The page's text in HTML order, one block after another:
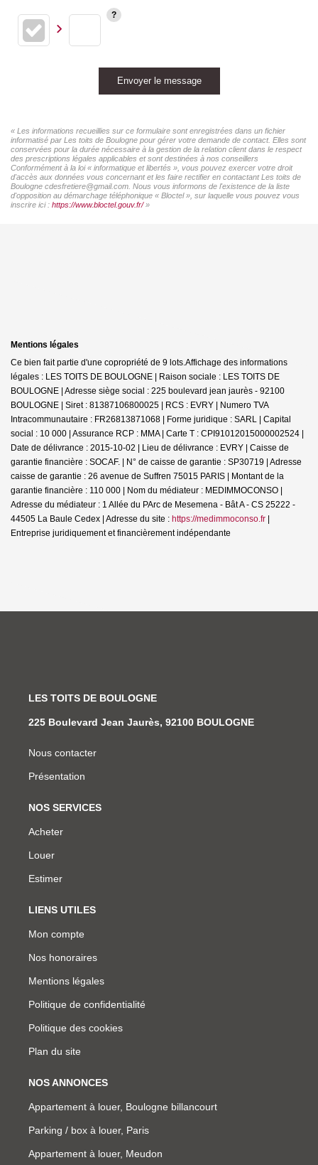
Envoyer le message
« Les informations recueillies sur ce formulaire sont enregistrées dans un fichier
informatisé par Les toits de Boulogne pour gérer votre demande de contact. Elles sont
conservées pour la durée nécessaire à la gestion de la relation client dans le respect
des prescriptions légales applicables et sont destinées à nos conseillers
Conformément à la loi « informatique et libertés », vous pouvez exercer votre droit
d'accès aux données vous concernant et les faire rectifier en contactant Les toits de
Boulogne cdesfretiere@gmail.com. Nous vous informons de l'existence de la liste
d'opposition au démarchage téléphonique « Bloctel », sur laquelle vous pouvez vous
inscrire ici : https://www.bloctel.gouv.fr/»
Mentions légales
Ce bien fait partie d'une copropriété de 9 lots.Affichage des informations
légales : LES TOITS DE BOULOGNE | Raison sociale : LES TOITS DE
BOULOGNE | Adresse siège social : 225 boulevard jean jaurès - 92100
BOULOGNE | Siret : 81387106800025 | RCS : EVRY | Numero TVA
Intracommunautaire : FR26813871068 | Forme juridique : SARL | Capital
social : 10 000 | Assurance RCP : MMA | Carte T : CPI91012015000002524 |
Date de délivrance : 2015-10-02 | Lieu de délivrance : EVRY | Caisse de
garantie financière : SOCAF. | N° de caisse de garantie : SP30719 | Adresse
caisse de garantie : 26 avenue de Suffren 75015 PARIS | Montant de la
garantie financière : 110 000 | Nom du médiateur : MEDIMMOCONSO |
Adresse du médiateur : 1 Allée du PArc de Mesemena - Bât A - CS 25222 -
44505 La Baule Cedex | Adresse du site : https://medimmoconso.fr |
Entreprise juridiquement et financièrement indépendante
LES TOITS DE BOULOGNE
225 Boulevard Jean Jaurès, 92100 BOULOGNE
Nous contacter
Présentation
NOS SERVICES
Acheter
Louer
Estimer
LIENS UTILES
Mon compte
Nos honoraires
Mentions légales
Politique de confidentialité
Politique des cookies
Plan du site
NOS ANNONCES
Appartement à louer, Boulogne billancourt
Parking / box à louer, Paris
Appartement à louer, Meudon